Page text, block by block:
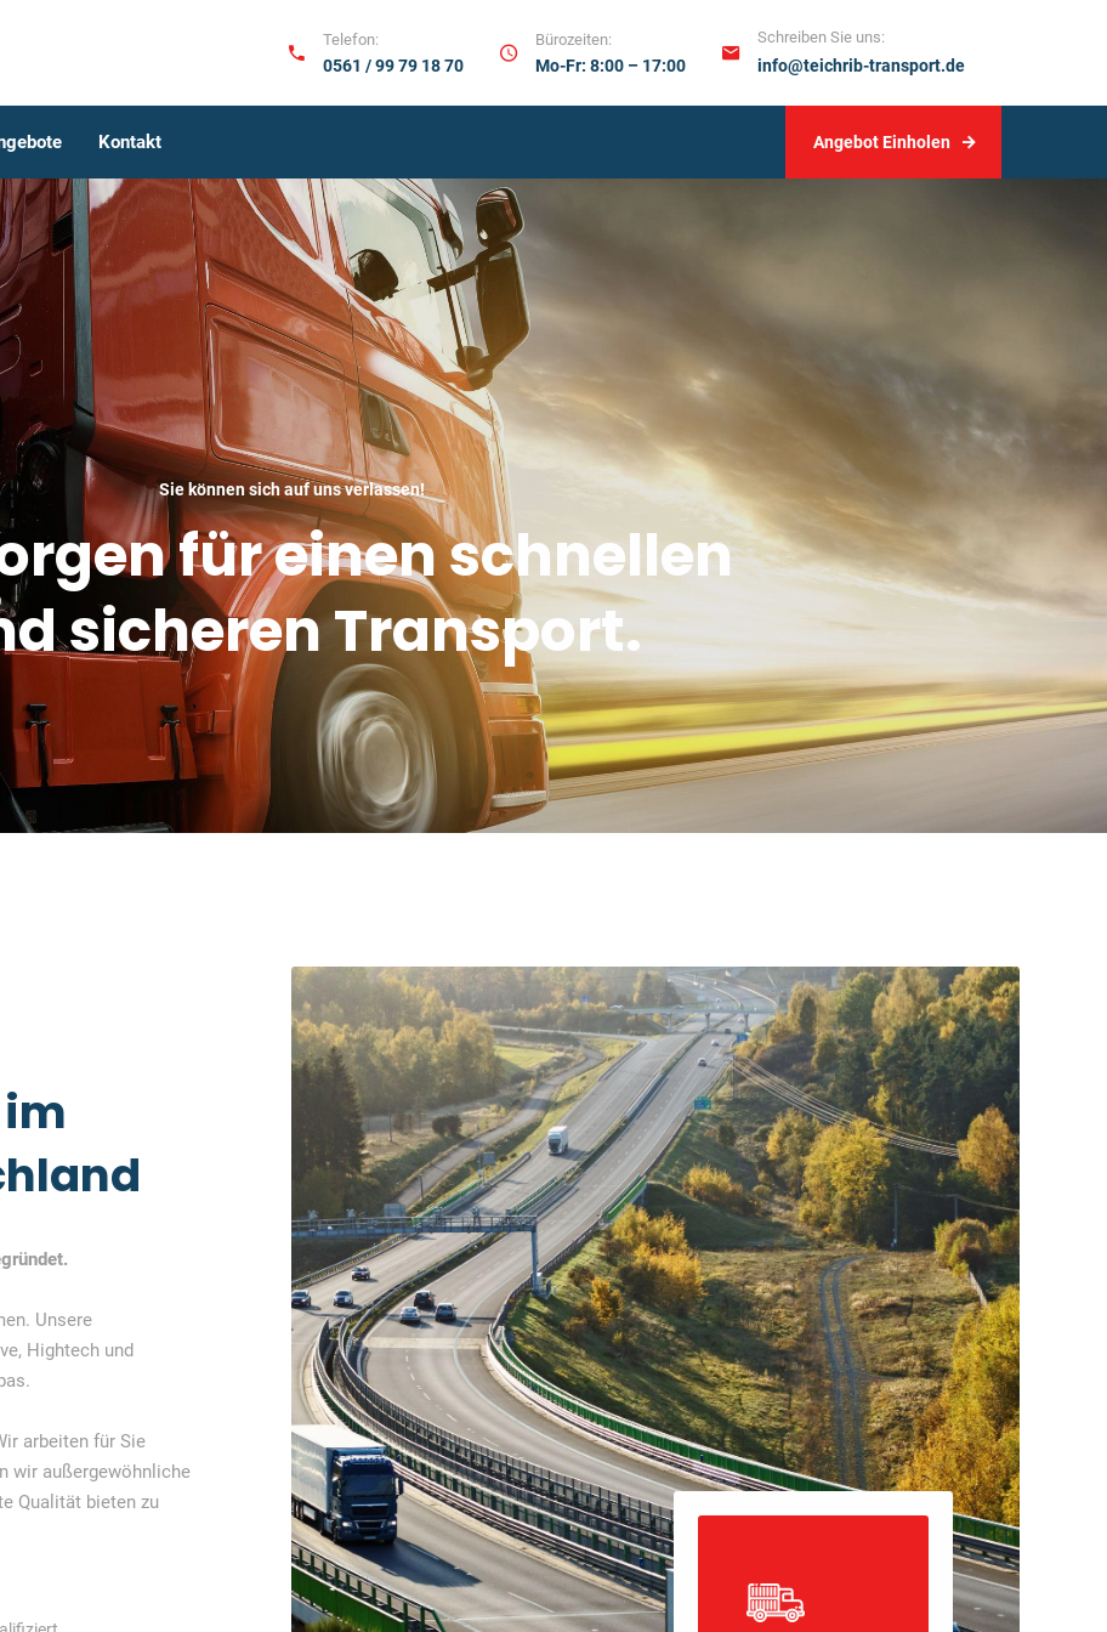
Telefon:
0561 / 99 79 18 70
Bürozeiten:
Mo-Fr: 8:00 – 17:00
Schreiben Sie uns:
info@teichrib-transport.de
Kontakt Angebot Einholen
Sie können sich auf uns verlassen!
für einen schnellen
sicheren Transport.
Unsere
Hightech und
arbeiten für Sie
wir außergewöhnliche
Qualität bieten zu